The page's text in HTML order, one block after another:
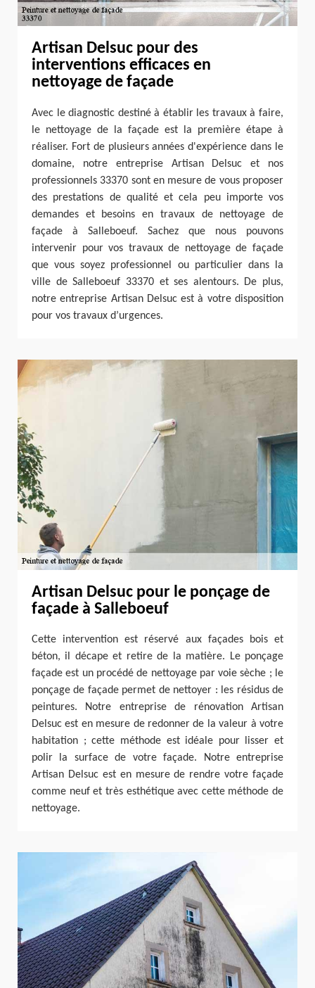
Artisan Delsuc pour des
interventions efficaces en
nettoyage de façade
Avec le diagnostic destiné à établir les travaux à faire,
le nettoyage de la façade est la première étape à
réaliser. Fort de plusieurs années d'expérience dans le
domaine, notre entreprise Artisan Delsuc et nos
professionnels 33370 sont en mesure de vous proposer
des prestations de qualité et cela peu importe vos
demandes et besoins en travaux de nettoyage de
façade à Salleboeuf. Sachez que nous pouvons
intervenir pour vos travaux de nettoyage de façade
que vous soyez professionnel ou particulier dans la
ville de Salleboeuf 33370 et ses alentours. De plus,
notre entreprise Artisan Delsuc est à votre disposition
pour vos travaux d’urgences.
Artisan Delsuc pour le ponçage de
façade à Salleboeuf
Cette intervention est réservé aux façades bois et
béton, il décape et retire de la matière. Le ponçage
façade est un procédé de nettoyage par voie sèche ; le
ponçage de façade permet de nettoyer : les résidus de
peintures. Notre entreprise de rénovation Artisan
Delsuc est en mesure de redonner de la valeur à votre
habitation ; cette méthode est idéale pour lisser et
polir la surface de votre façade. Notre entreprise
Artisan Delsuc est en mesure de rendre votre façade
comme neuf et très esthétique avec cette méthode de
nettoyage.